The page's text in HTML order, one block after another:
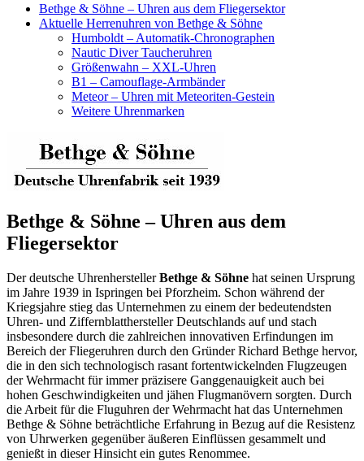
Bethge & Söhne – Uhren aus dem Fliegersektor
Aktuelle Herrenuhren von Bethge & Söhne
Humboldt – Automatik-Chronographen
Nautic Diver Taucheruhren
Größenwahn – XXL-Uhren
B1 – Camouflage-Armbänder
Meteor – Uhren mit Meteoriten-Gestein
Weitere Uhrenmarken
Bethge & Söhne – Uhren aus dem
Fliegersektor
Der deutsche UhrenherstellerBethge & Söhne hat seinen Ursprung
im Jahre 1939 in Ispringen bei Pforzheim. Schon während der
Kriegsjahre stieg das Unternehmen zu einem der bedeutendsten
Uhren- und Ziffernblatthersteller Deutschlands auf und stach
insbesondere durch die zahlreichen innovativen Erfindungen im
Bereich der Fliegeruhren durch den Gründer Richard Bethge hervor,
die in den sich technologisch rasant fortentwickelnden Flugzeugen
der Wehrmacht für immer präzisere Ganggenauigkeit auch bei
hohen Geschwindigkeiten und jähen Flugmanövern sorgten. Durch
die Arbeit für die Fluguhren der Wehrmacht hat das Unternehmen
Bethge & Söhne beträchtliche Erfahrung in Bezug auf die Resistenz
von Uhrwerken gegenüber äußeren Einflüssen gesammelt und
genießt in dieser Hinsicht ein gutes Renommee.